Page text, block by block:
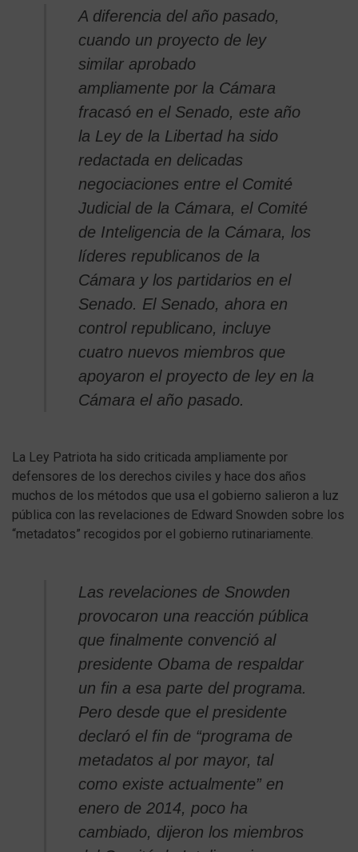
A diferencia del año pasado,
cuando un proyecto de ley
similar aprobado
ampliamente por la Cámara
fracasó en el Senado, este año
la Ley de la Libertad ha sido
redactada en delicadas
negociaciones entre el Comité
Judicial de la Cámara, el Comité
de Inteligencia de la Cámara, los
líderes republicanos de la
Cámara y los partidarios en el
Senado. El Senado, ahora en
control republicano, incluye
cuatro nuevos miembros que
apoyaron el proyecto de ley en la
Cámara el año pasado.
La Ley Patriota ha sido criticada ampliamente por
defensores de los derechos civiles y hace dos años
muchos de los métodos que usa el gobierno salieron a luz
pública con las revelaciones de Edward Snowden sobre los
“metadatos” recogidos por el gobierno rutinariamente.
Las revelaciones de Snowden
provocaron una reacción pública
que finalmente convenció al
presidente Obama de respaldar
un fin a esa parte del programa.
Pero desde que el presidente
declaró el fin de “programa de
metadatos al por mayor, tal
como existe actualmente” en
enero de 2014, poco ha
cambiado, dijeron los miembros